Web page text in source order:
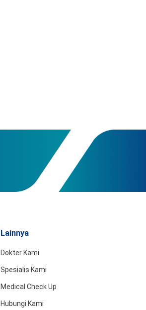
Lainnya
Dokter Kami
Spesialis Kami
Medical Check Up
Hubungi Kami